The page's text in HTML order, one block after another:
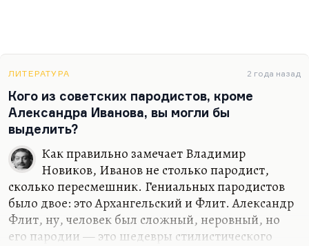
ЛИТЕРАТУРА 2 года назад
Кого из советских пародистов, кроме
Александра Иванова, вы могли бы
выделить?
Как правильно замечает Владимир
Новиков, Иванов не столько пародист,
сколько пересмешник. Гениальных пародистов
было двое: это Архангельский и Флит. Александр
Флит, ну, человек был сложный, неровный, но
его пародии — это шедевры стилистического